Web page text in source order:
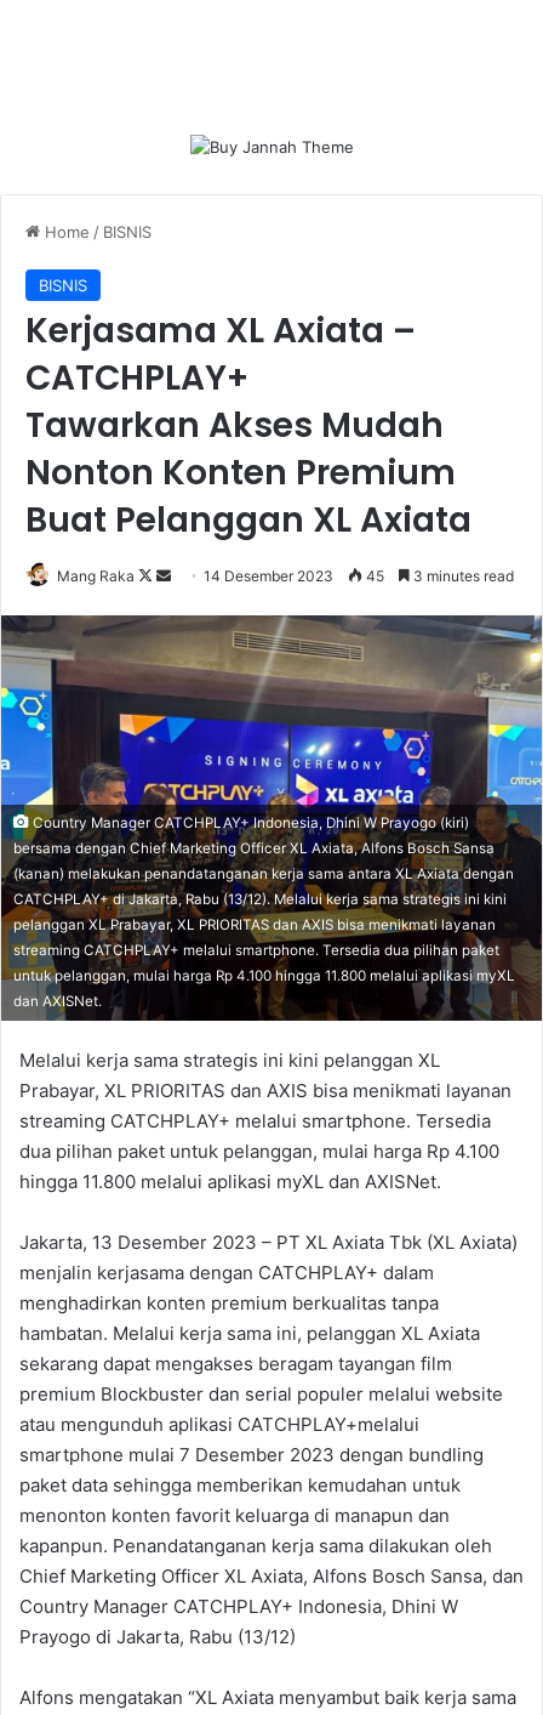
Home / BISNIS
BISNIS
Kerjasama XL Axiata –
CATCHPLAY+
Tawarkan Akses Mudah
Nonton Konten Premium
Buat Pelanggan XL Axiata
Mang Raka
Follow
X
Send
email
14 Desember 2023 45 3 minutes read
Country Manager CATCHPLAY+ Indonesia, Dhini W Prayogo (kiri)
bersama dengan Chief Marketing Officer XL Axiata, Alfons Bosch Sansa
(kanan) melakukan penandatanganan kerja sama antara XL Axiata dengan
CATCHPLAY+ di Jakarta, Rabu (13/12). Melalui kerja sama strategis ini kini
pelanggan XL Prabayar, XL PRIORITAS dan AXIS bisa menikmati layanan
streaming CATCHPLAY+ melalui smartphone. Tersedia dua pilihan paket
untuk pelanggan, mulai harga Rp 4.100 hingga 11.800 melalui aplikasi myXL
dan AXISNet.
Melalui kerja sama strategis ini kini pelanggan XL
Prabayar, XL PRIORITAS dan AXIS bisa menikmati layanan
streaming CATCHPLAY+ melalui smartphone. Tersedia
dua pilihan paket untuk pelanggan, mulai harga Rp 4.100
hingga 11.800 melalui aplikasi myXL dan AXISNet.
Jakarta, 13 Desember 2023 – PT XL Axiata Tbk (XL Axiata)
menjalin kerjasama dengan CATCHPLAY+ dalam
menghadirkan konten premium berkualitas tanpa
hambatan. Melalui kerja sama ini, pelanggan XL Axiata
sekarang dapat mengakses beragam tayangan film
premium Blockbuster dan serial populer melalui website
atau mengunduh aplikasi CATCHPLAY+melalui
smartphone mulai 7 Desember 2023 dengan bundling
paket data sehingga memberikan kemudahan untuk
menonton konten favorit keluarga di manapun dan
kapanpun. Penandatanganan kerja sama dilakukan oleh
Chief Marketing Officer XL Axiata, Alfons Bosch Sansa, dan
Country Manager CATCHPLAY+ Indonesia, Dhini W
Prayogo di Jakarta, Rabu (13/12)
Alfons mengatakan “XL Axiata menyambut baik kerja sama